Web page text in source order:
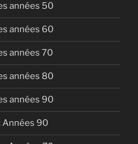
années 50
années 60
années 70
années 80
années 90
Années 90